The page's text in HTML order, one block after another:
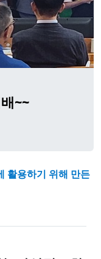
~~
활용하기 위해 만든